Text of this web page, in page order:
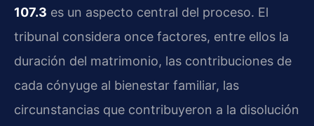
107.3 es un aspecto central del proceso. El
tribunal considera once factores, entre ellos la
duración del matrimonio, las contribuciones de
cada cónyuge al bienestar familiar, las
circunstancias que contribuyeron a la disolución